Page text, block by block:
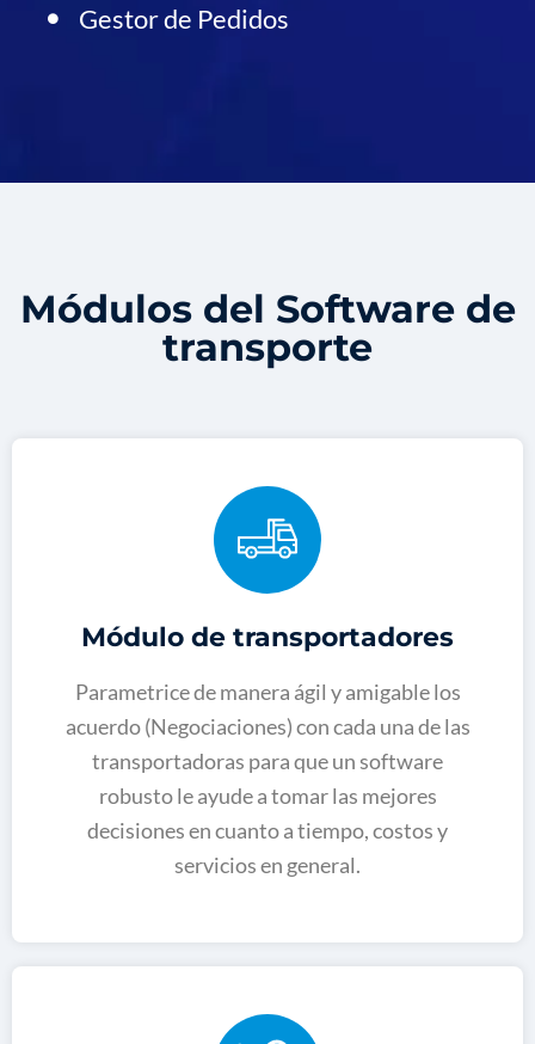
Gestor de Pedidos
Módulos del Software de
transporte
Módulo de transportadores
Parametrice de manera ágil y amigable los
acuerdo (Negociaciones) con cada una de las
transportadoras para que un software
robusto le ayude a tomar las mejores
decisiones en cuanto a tiempo, costos y
servicios en general.